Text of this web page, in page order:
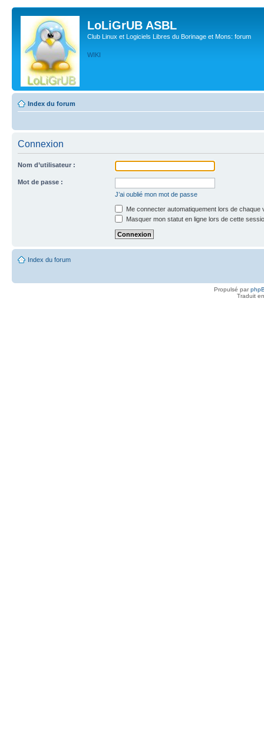
LoLiGrUB ASBL
Club Linux et Logiciels Libres du Borinage et Mons: forum
WIKI
Index du forum
Connexion
Nom d’utilisateur :
Mot de passe :
J’ai oublié mon mot de passe
Me connecter automatiquement lors de chaque
Masquer mon statut en ligne lors de cette
Index du forum
Propulsé par
Traduit